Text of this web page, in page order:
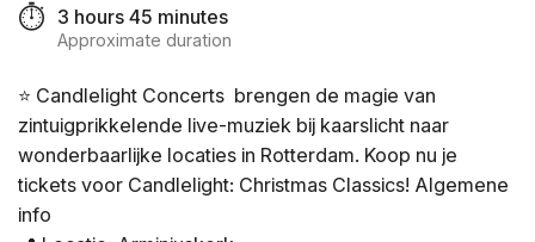
⏱️ 3 hours 45 minutes
Approximate duration
⭐ Candlelight Concerts brengen de magie van
zintuigprikkelende live-muziek bij kaarslicht naar
wonderbaarlijke locaties in Rotterdam. Koop nu je
tickets voor Candlelight: Christmas Classics! Algemene
info